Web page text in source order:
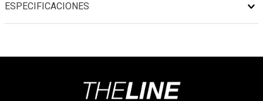
ESPECIFICACIONES